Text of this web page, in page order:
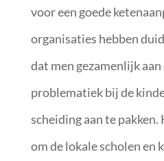
voor een goede
organisaties hebben
dat men gezamenlijk aan
problematiek bij de
scheiding aan te
om de lokale scholen en